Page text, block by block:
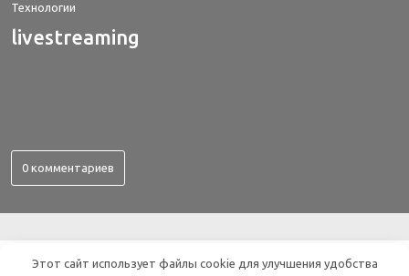
Технологии
livestreaming
0 комментариев
ВСЕ ОБ ЭЛЕКТРОНИКЕ
Этот сайт использует файлы cookie для улучшения удобства